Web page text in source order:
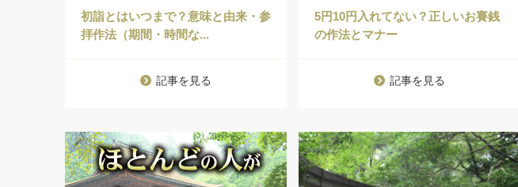
初詣とはいつまで？意味と由来・参
拝作法（期間・時間な...
記事を見る
5円10円入れてない？正しいお賽銭
の作法とマナー
記事を見る